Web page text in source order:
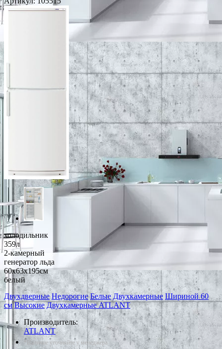
холодильник
359л
2-камерный
генератор льда
60x63x195см
белый
Двухдверные Недорогие Белые Двухкамерные Шириной 60
см Высокие Двухкамерные ATLANT
Производитель:
ATLANT
*Наличие уточняйте у менеджера